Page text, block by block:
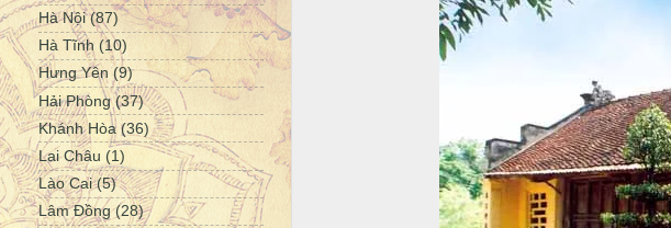
Hà Nội (87)
Hà Tĩnh (10)
Hưng Yên (9)
Hải Phòng (37)
Khánh Hòa (36)
Lai Châu (1)
Lào Cai (5)
Lâm Đồng (28)